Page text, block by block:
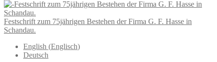
Festschrift zum 75jährigen Bestehen der Firma G. F. Hasse in
Schandau.
English (Englisch)
Deutsch